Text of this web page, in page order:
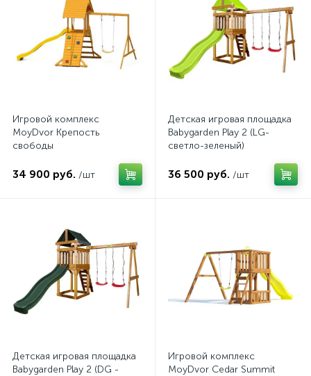
Игровой комплекс
MoyDvor Крепость
свободы
34 900 руб. /шт
Детская игровая площадка
Babygarden Play 2 (LG-
светло-зеленый)
36 500 руб. /шт
Детская игровая площадка
Babygarden Play 2 (DG -
Игровой комплекс
MoyDvor Cedar Summit